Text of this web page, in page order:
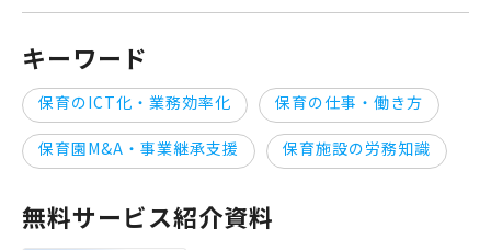
キーワード
保育のICT化・業務効率化 保育の仕事・働き方
保育園M&A・事業継承支援 保育施設の労務知識
無料サービス紹介資料